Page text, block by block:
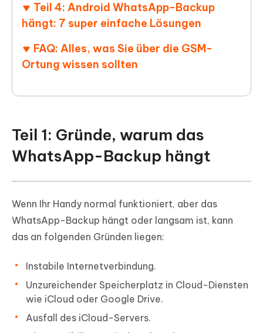
Teil 4: Android WhatsApp-Backup
hängt: 7 super einfache Lösungen
FAQ: Alles, was Sie über die GSM-
Ortung wissen sollten
Teil 1: Gründe, warum das
WhatsApp-Backup hängt
Wenn Ihr Handy normal funktioniert, aber das
WhatsApp-Backup hängt oder langsam ist, kann
das an folgenden Gründen liegen:
Instabile Internetverbindung.
Unzureichender Speicherplatz in Cloud-Diensten
wie iCloud oder Google Drive.
Ausfall des iCloud-Servers.